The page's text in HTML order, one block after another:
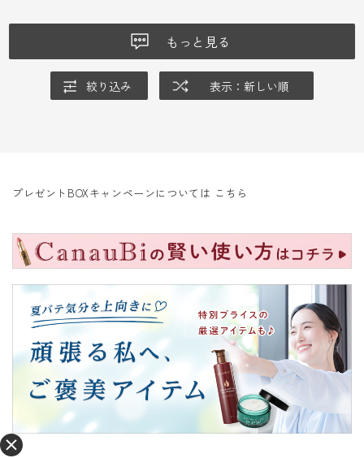
もっと見る
絞り込み 表示：新しい順
プレゼントBOXキャンペーンについては こちら